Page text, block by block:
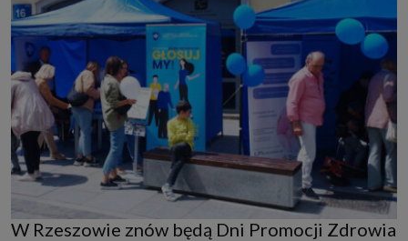
W Rzeszowie znów będą Dni Promocji Zdrowia